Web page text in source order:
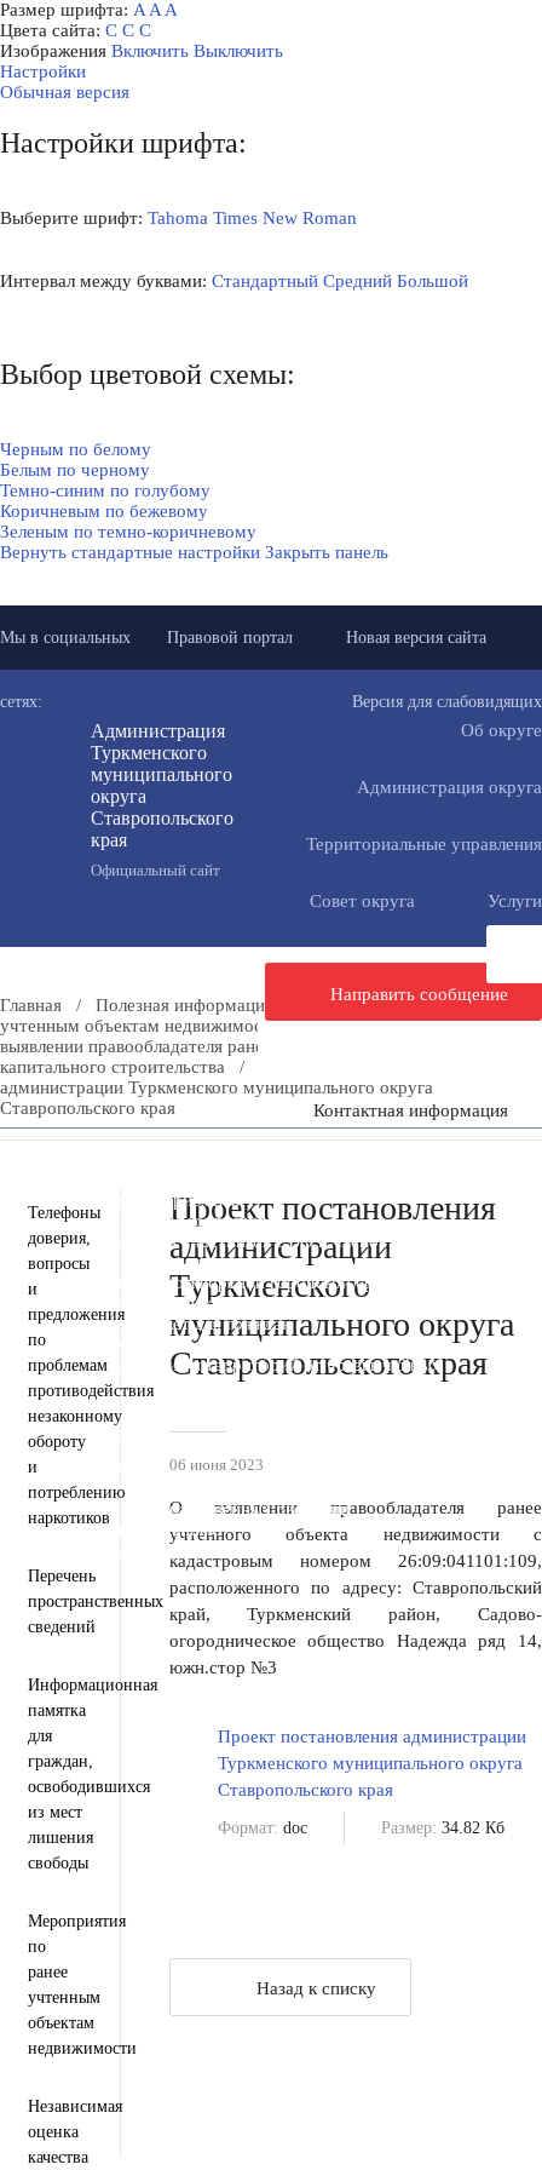
Размер шрифта: A A A
Цвета сайта: С С С
Изображения Включить Выключить
Настройки
Обычная версия
Настройки шрифта:
Выберите шрифт: Tahoma Times New Roman
Интервал между буквами: Стандартный Средний Большой
Выбор цветовой схемы:
Черным по белому
Белым по черному
Темно-синим по голубому
Коричневым по бежевому
Зеленым по темно-коричневому
Вернуть стандартные настройки Закрыть панель
Мы в социальных
сетях:
Правовой портал Новая версия сайта
Версия для слабовидящих
Администрация
Туркменского
муниципального
округа
Ставропольского
края
Официальный сайт
Об округе
Администрация округа
Территориальные управления
Совет округа Услуги
Направить сообщение
Контактная информация
Общественная приемная
Противодействие коррупции
Информация для участников СВО и членов их семей
Полезная информация
Формирование комфортной городской среды
Муниципальная служба
Открытые данные
Открытый бюджет для граждан
Общественный совет
Защита населения и территорий от чрезвычайных
ситуаций
Антитеррористическая комиссия
Противодействие экстремизму и терроризму
Вестник ТМО
Всероссийская перепись населения 2021
Государственные и муниципальные учреждения
Перечень пространственных сведений
Персональные данные
Региональный проект "Защитники"
Главная / Полезная информация
Мероприятия по ранее
учтенным объектам недвижимости
/
Проекты постановлений о
выявлении правообладателя ранее учтенных объектов
капитального строительства
/
администрации Туркменского муниципального округа
Ставропольского края
Телефоны
доверия,
вопросы
и
предложения
по
проблемам
противодействия
незаконному
обороту
и
потреблению
наркотиков
Перечень
пространственных
сведений
Информационная
памятка
для
граждан,
освободившихся
из мест
лишения
свободы
Мероприятия
по
ранее
учтенным
объектам
недвижимости
Независимая
оценка
качества
Проект постановления
администрации
Туркменского
муниципального округа
Ставропольского края
06 июня 2023
О выявлении правообладателя ранее
учтенного объекта недвижимости с
кадастровым номером 26:09:041101:109,
расположенного по адресу: Ставропольский
край, Туркменский район, Садово-
огородническое общество Надежда ряд 14,
южн.стор №3
Проект постановления администрации
Туркменского муниципального округа
Ставропольского края
Формат: doc Размер: 34.82 Кб
Назад к списку